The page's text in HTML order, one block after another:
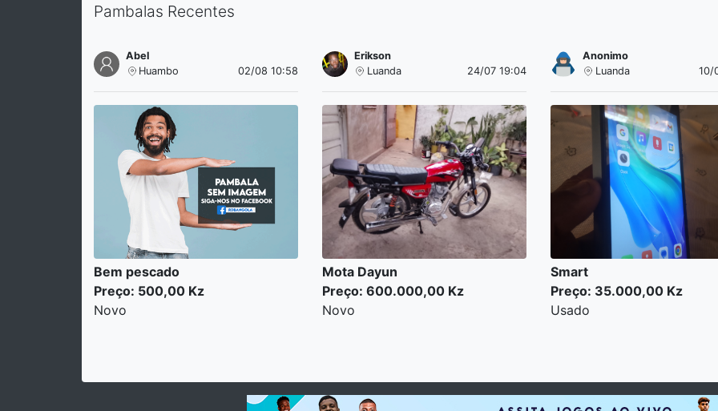
Pambalas Recentes
Abel
Huambo
02/08 10:58
Bem pescado
Preço: 500,00 Kz
Novo
Erikson
Luanda
24/07 19:04
Mota Dayun
Preço: 600.000,00 Kz
Novo
Anonimo
Luanda
10/
Smart
Preço: 35.000,00 Kz
Usado